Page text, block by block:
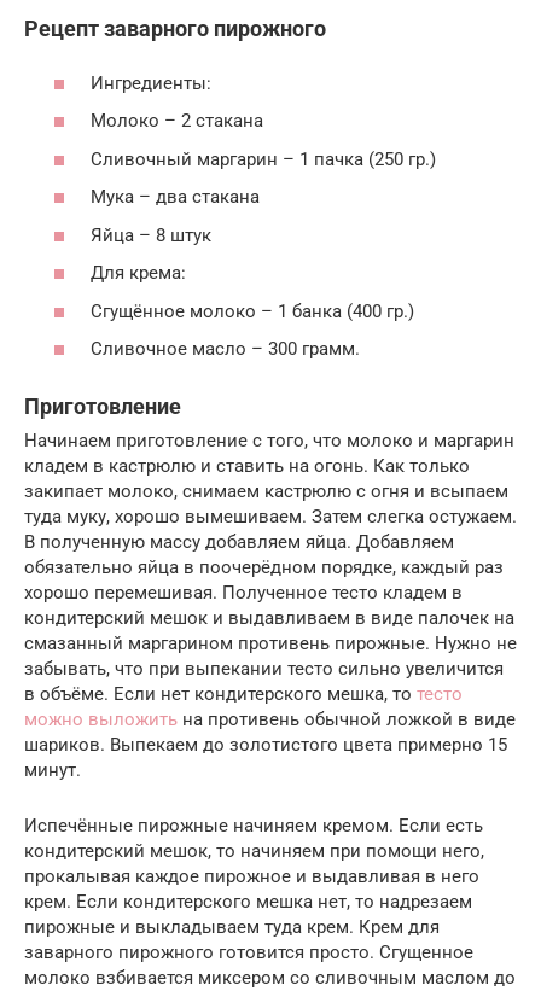
Рецепт заварного пирожного
Ингредиенты:
Молоко – 2 стакана
Сливочный маргарин – 1 пачка (250 гр.)
Мука – два стакана
Яйца – 8 штук
Для крема:
Сгущённое молоко – 1 банка (400 гр.)
Сливочное масло – 300 грамм.
Приготовление
Начинаем приготовление с того, что молоко и маргарин
кладем в кастрюлю и ставить на огонь. Как только
закипает молоко, снимаем кастрюлю с огня и всыпаем
туда муку, хорошо вымешиваем. Затем слегка остужаем.
В полученную массу добавляем яйца. Добавляем
обязательно яйца в поочерёдном порядке, каждый раз
хорошо перемешивая. Полученное тесто кладем в
кондитерский мешок и выдавливаем в виде палочек на
смазанный маргарином противень пирожные. Нужно не
забывать, что при выпекании тесто сильно увеличится
в объёме. Если нет кондитерского мешка, то тесто
можно выложить на противень обычной ложкой в виде
шариков. Выпекаем до золотистого цвета примерно 15
минут.
Испечённые пирожные начиняем кремом. Если есть
кондитерский мешок, то начиняем при помощи него,
прокалывая каждое пирожное и выдавливая в него
крем. Если кондитерского мешка нет, то надрезаем
пирожные и выкладываем туда крем. Крем для
заварного пирожного готовится просто. Сгущенное
молоко взбивается миксером со сливочным маслом до